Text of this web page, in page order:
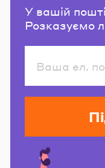
У вашій
Розказуємо